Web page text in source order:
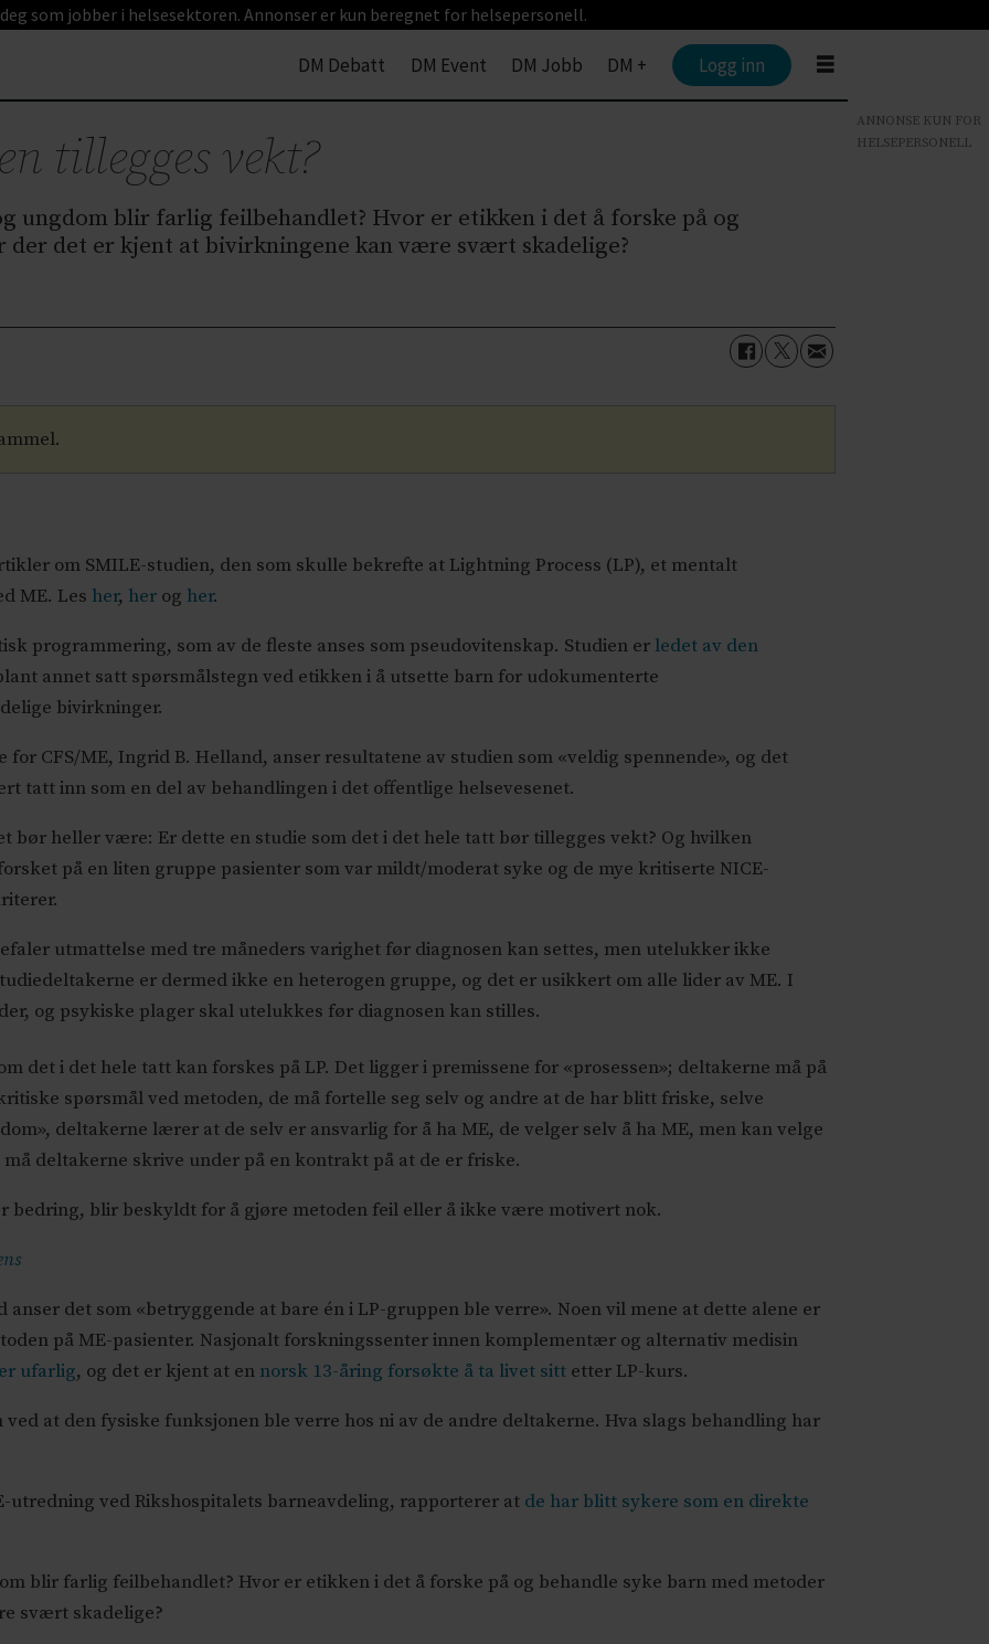
som jobber i helsesektoren. Annonser er kun beregnet for helsepersonell.
DM Debatt DM Event DM Jobb DM + Logg inn
tillegges vekt?
ungdom blir farlig feilbehandlet? Hvor er etikken i det å forske på og
der det er kjent at bivirkningene kan være svært skadelige?
om SMILE-studien, den som skulle bekrefte at Lightning Process (LP), et mentalt
ME. Les her, her og her.
programmering, som av de fleste anses som pseudovitenskap. Studien er ledet av den
annet satt spørsmålstegn ved etikken i å utsette barn for udokumenterte
bivirkninger.
for CFS/ME, Ingrid B. Helland, anser resultatene av studien som «veldig spennende», og det
tatt inn som en del av behandlingen i det offentlige helsevesenet.
bør heller være: Er dette en studie som det i det hele tatt bør tillegges vekt? Og hvilken
på en liten gruppe pasienter som var mildt/moderat syke og de mye kritiserte NICE-
utmattelse med tre måneders varighet før diagnosen kan settes, men utelukker ikke
er dermed ikke en heterogen gruppe, og det er usikkert om alle lider av ME. I
og psykiske plager skal utelukkes før diagnosen kan stilles.
det i det hele tatt kan forskes på LP. Det ligger i premissene for «prosessen»; deltakerne må på
spørsmål ved metoden, de må fortelle seg selv og andre at de har blitt friske, selve
deltakerne lærer at de selv er ansvarlig for å ha ME, de velger selv å ha ME, men kan velge
deltakerne skrive under på en kontrakt på at de er friske.
bedring, blir beskyldt for å gjøre metoden feil eller å ikke være motivert nok.
anser det som «betryggende at bare én i LP-gruppen ble verre». Noen vil mene at dette alene er
på ME-pasienter. Nasjonalt forskningssenter innen komplementær og alternativ medisin
ufarlig, og det er kjent at en norsk 13-åring forsøkte å ta livet sitt etter LP-kurs.
at den fysiske funksjonen ble verre hos ni av de andre deltakerne. Hva slags behandling har
ved Rikshospitalets barneavdeling, rapporterer at de har blitt sykere som en direkte
blir farlig feilbehandlet? Hvor er etikken i det å forske på og behandle syke barn med metoder
svært skadelige?
ANNONSE KUN FOR
HELSEPERSONELL